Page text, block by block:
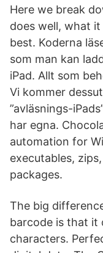
Here we break
does well, what
best. Koderna
som man kan
iPad. Allt som
Vi kommer
”avläsnings-
har egna.
automation for
executables,
packages.
The big
barcode is that it
characters.